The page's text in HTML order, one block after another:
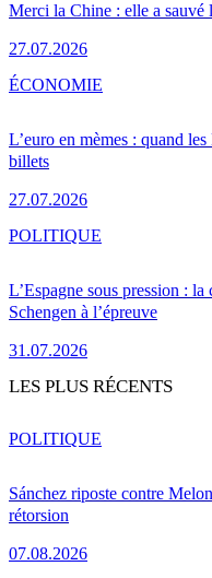
Merci la Chine : elle a sauvé
27.07.2026
L’euro en mèmes : quand
billets
27.07.2026
ÉCONOMIE
L’Espagne sous pression :
Schengen à l’épreuve
31.07.2026
POLITIQUE
LES PLUS RÉCENTS
Sánchez riposte contre
rétorsion
07.08.2026
POLITIQUE